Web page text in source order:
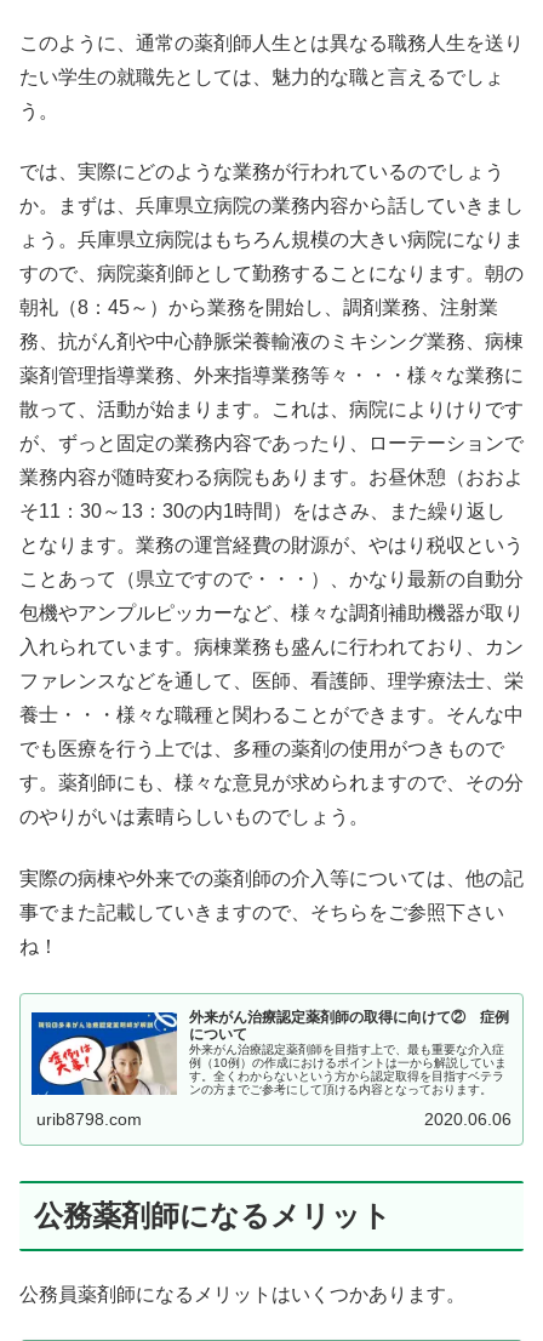
このように、通常の薬剤師人生とは異なる職務人生を送り
たい学生の就職先としては、魅力的な職と言えるでしょ
う。
では、実際にどのような業務が行われているのでしょう
か。まずは、兵庫県立病院の業務内容から話していきまし
ょう。兵庫県立病院はもちろん規模の大きい病院になりま
すので、病院薬剤師として勤務することになります。朝の
朝礼（8：45～）から業務を開始し、調剤業務、注射業
務、抗がん剤や中心静脈栄養輸液のミキシング業務、病棟
薬剤管理指導業務、外来指導業務等々・・・様々な業務に
散って、活動が始まります。これは、病院によりけりです
が、ずっと固定の業務内容であったり、ローテーションで
業務内容が随時変わる病院もあります。お昼休憩（おおよ
そ11：30～13：30の内1時間）をはさみ、また繰り返し
となります。業務の運営経費の財源が、やはり税収という
ことあって（県立ですので・・・）、かなり最新の自動分
包機やアンプルピッカーなど、様々な調剤補助機器が取り
入れられています。病棟業務も盛んに行われており、カン
ファレンスなどを通して、医師、看護師、理学療法士、栄
養士・・・様々な職種と関わることができます。そんな中
でも医療を行う上では、多種の薬剤の使用がつきもので
す。薬剤師にも、様々な意見が求められますので、その分
のやりがいは素晴らしいものでしょう。
実際の病棟や外来での薬剤師の介入等については、他の記
事でまた記載していきますので、そちらをご参照下さい
ね！
外来がん治療認定薬剤師の取得に向けて② 症例
について
外来がん治療認定薬剤師を目指す上で、最も重要な介入症
例（10例）の作成におけるポイントは一から解説していま
す。全くわからないという方から認定取得を目指すベテラ
ンの方までご参考にして頂ける内容となっております。
urib8798.com 2020.06.06
公務薬剤師になるメリット
公務員薬剤師になるメリットはいくつかあります。